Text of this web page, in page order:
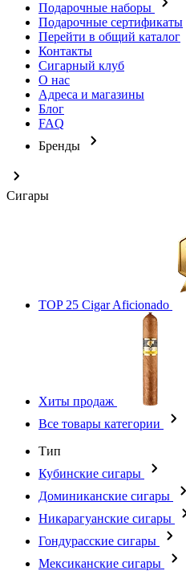
Подарочные наборы
Подарочные сертификаты
Перейти в общий каталог
Контакты
Сигарный клуб
О нас
Адреса и магазины
Блог
FAQ
Бренды
Сигары
TOP 25 Cigar Aficionado
Хиты продаж
Все товары категории
Тип
Кубинские сигары
Доминиканские сигары
Никарагуанские сигары
Гондурасские сигары
Мексиканские сигары